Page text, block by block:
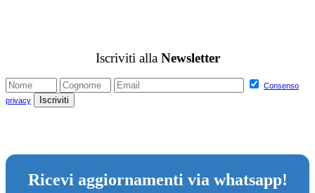
Iscriviti alla Newsletter
Consenso
privacy
Ricevi aggiornamenti via whatsapp!